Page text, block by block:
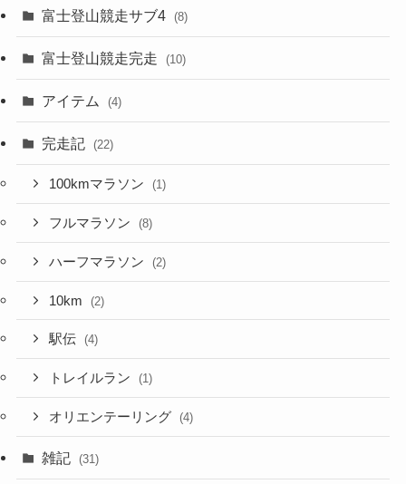
富士登山競走サブ4 (8)
富士登山競走完走 (10)
アイテム (4)
完走記 (22)
100kmマラソン (1)
フルマラソン (8)
ハーフマラソン (2)
10km (2)
駅伝 (4)
トレイルラン (1)
オリエンテーリング (4)
雑記 (31)